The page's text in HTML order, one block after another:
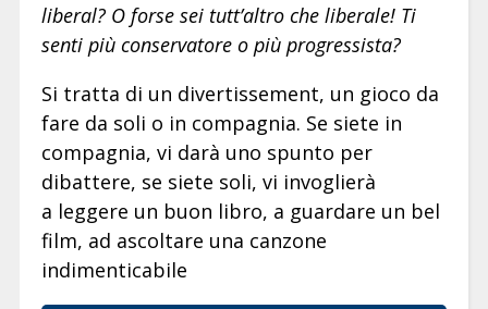
liberal? O forse sei tutt’altro che liberale! Ti
senti più conservatore o più progressista?
Si tratta di un divertissement, un gioco da
fare da soli o in compagnia. Se siete in
compagnia, vi darà uno spunto per
dibattere, se siete soli, vi invoglierà
a leggere un buon libro, a guardare un bel
film, ad ascoltare una canzone
indimenticabile